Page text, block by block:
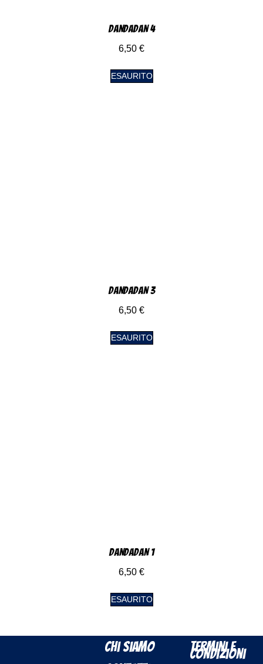
DanDaDan 4
6,50 €
ESAURITO
DanDaDan 3
6,50 €
ESAURITO
DanDaDan 1
6,50 €
ESAURITO
Chi Siamo
Termini e
Condizioni